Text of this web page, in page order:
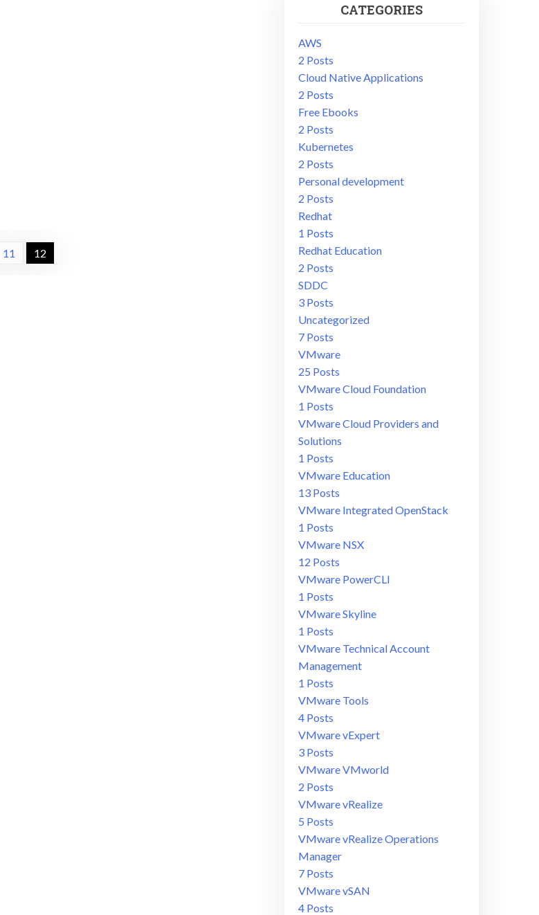
11 12
CATEGORIES
AWS
2 Posts
Cloud Native Applications
2 Posts
Free Ebooks
2 Posts
Kubernetes
2 Posts
Personal development
2 Posts
Redhat
1 Posts
Redhat Education
2 Posts
SDDC
3 Posts
Uncategorized
7 Posts
VMware
25 Posts
VMware Cloud Foundation
1 Posts
VMware Cloud Providers and
Solutions
1 Posts
VMware Education
13 Posts
VMware Integrated OpenStack
1 Posts
VMware NSX
12 Posts
VMware PowerCLI
1 Posts
VMware Skyline
1 Posts
VMware Technical Account
Management
1 Posts
VMware Tools
4 Posts
VMware vExpert
3 Posts
VMware VMworld
2 Posts
VMware vRealize
5 Posts
VMware vRealize Operations
Manager
7 Posts
VMware vSAN
4 Posts